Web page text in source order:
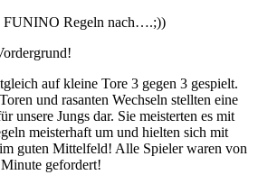
FUNINO Regeln nach….;))
auf kleine Tore 3 gegen 3 gespielt.
und rasanten Wechseln stellten eine
unsere Jungs dar. Sie meisterten es mit
meisterhaft um und hielten sich mit
guten Mittelfeld! Alle Spieler waren von
gefordert!